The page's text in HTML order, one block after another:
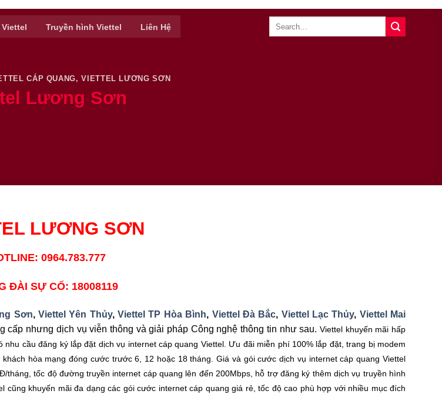
Truyền hình Viettel Liên Hệ
CÁP QUANG,VIETTEL LƯƠNG SƠN
Lương Sơn
LƯƠNG SƠN
0964.783.777
ĐÀI SỰ CỐ: 18008119
Sơn,Viettel Yên Thủy,Viettel TP Hòa Bình, Viettel Đà Bắc, Viettel Lạc Thủy, Viettel Mai
cấp nhưng dịch vụ viễn thông và giải pháp Công nghệ thông tin như sau. Viettel khuyến mãi hấp
cầu đăng ký lắp đặt dịch vụ internet cáp quang Viettel. Ưu đãi miễn phí 100% lắp đặt, trang bị modem
hòa mạng đóng cước trước 6, 12 hoặc 18 tháng. Giá và gói cước dịch vụ internet cáp quang Viettel
tốc độ đường truyền internet cáp quang lên đến 200Mbps, hỗ trợ đăng ký thêm dịch vụ truyền hình
khuyến mãi đa dạng các gói cước internet cáp quang giá rẻ, tốc độ cao phù hợp với nhiều mục đích